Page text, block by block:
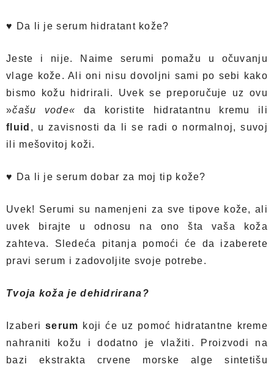
♥ Da li je serum hidratant kože?
Jeste i nije. Naime serumi pomažu u očuvanju
vlage kože. Ali oni nisu dovoljni sami po sebi kako
bismo kožu hidrirali. Uvek se preporučuje uz ovu
»čašu vode« da koristite hidratantnu kremu ili
fluid , u zavisnosti da li se radi o normalnoj, suvoj
ili mešovitoj koži.
♥ Da li je serum dobar za moj tip kože?
Uvek! Serumi su namenjeni za sve tipove kože, ali
uvek birajte u odnosu na ono šta vaša koža
zahteva. Sledeća pitanja pomoći će da izaberete
pravi serum i zadovoljite svoje potrebe.
Tvoja koža je dehidrirana?
Izaberi serum koji će uz pomoć hidratantne kreme
nahraniti kožu i dodatno je vlažiti. Proizvodi na
bazi ekstrakta crvene morske alge sintetišu